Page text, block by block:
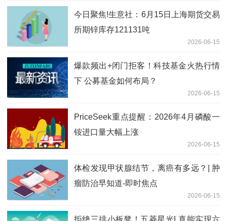
今日聚焦!生意社：6月15日上海期货交易
所期锌库存121131吨
2026-06-15
爆款频出+闭门拒客！科技基金火热行情
下 公募基金如何布局？
2026-06-15
PriceSeek重点提醒：2026年4月磷酸一
铵进口量大幅上涨
2026-06-15
体检发现甲状腺结节，离癌有多远？| 肿
瘤防治早知道-即时焦点
2026-06-15